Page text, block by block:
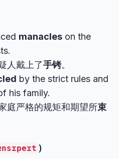
manacles on the
人戴上了手铐。
by the strict rules and
his family.
庭严格的规矩和期望所束
)